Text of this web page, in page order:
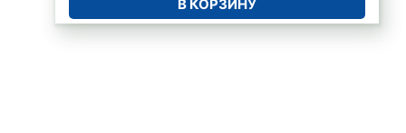
В КОРЗИНУ